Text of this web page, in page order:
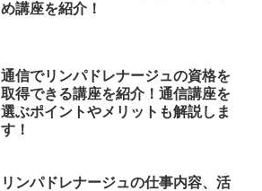
め講座を紹介！
通信でリンパドレナージュの資格を
取得できる講座を紹介！通信講座を
選ぶポイントやメリットも解説しま
す！
リンパドレナージュの仕事内容、活